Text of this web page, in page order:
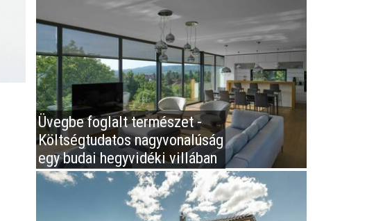
Üvegbe foglalt természet -
Költségtudatos nagyvonalúság
egy budai hegyvidéki villában